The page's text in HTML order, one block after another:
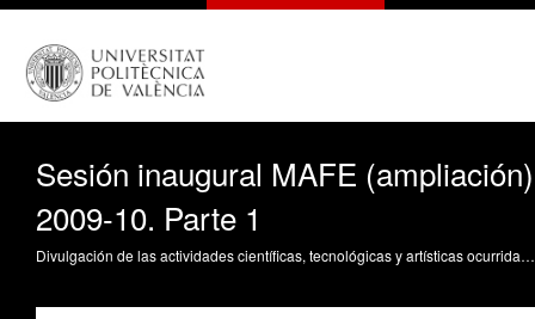
Sesión inaugural MAFE (ampliación)
2009-10. Parte 1
Divulgación de las actividades científicas, tecnológicas y artísticas ocurridas en los tres campus de la UPV